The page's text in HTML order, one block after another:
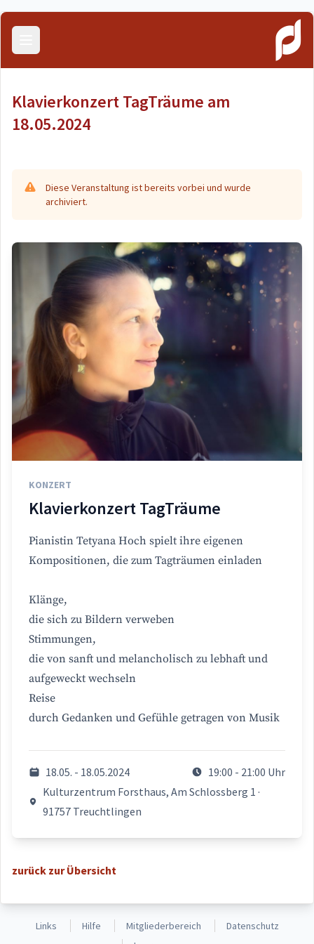
Menü öffnen
Klavierkonzert TagTräume am
18.05.2024
Diese Veranstaltung ist bereits vorbei und wurde
archiviert.
KONZERT
Klavierkonzert TagTräume
Pianistin Tetyana Hoch spielt ihre eigenen
Kompositionen, die zum Tagträumen einladen
Klänge,
die sich zu Bildern verweben
Stimmungen,
die von sanft und melancholisch zu lebhaft und
aufgeweckt wechseln
Reise
durch Gedanken und Gefühle getragen von Musik
18.05. - 18.05.2024
19:00 - 21:00 Uhr
Kulturzentrum Forsthaus, Am Schlossberg 1 ·
91757 Treuchtlingen
zurück zur Übersicht
Links Hilfe Mitgliederbereich
Datenschutz